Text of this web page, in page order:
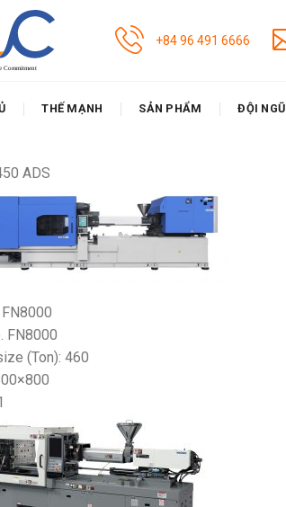
+84 96 491 6666
THẾ MẠNH SẢN PHẨM ĐỘI NGŨ
ADS
FN8000
(Ton): 460